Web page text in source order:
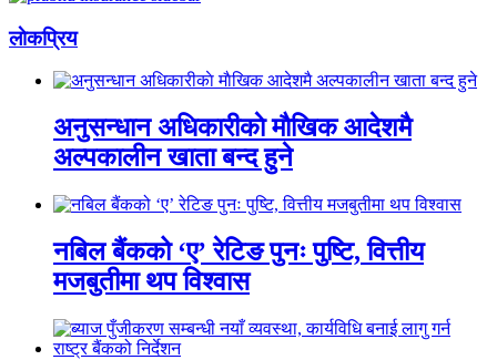
लाेकप्रिय
अनुसन्धान अधिकारीकाे माैखिक आदेशमै
अल्पकालीन खाता बन्द हुने
नबिल बैंकको ‘ए’ रेटिङ पुनः पुष्टि, वित्तीय
मजबुतीमा थप विश्वास